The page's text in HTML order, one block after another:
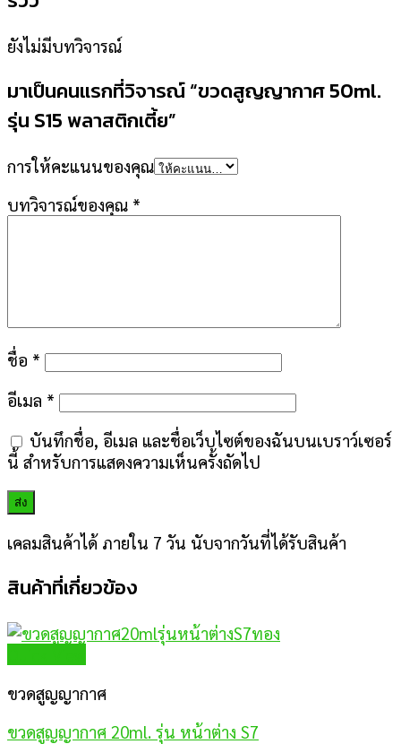
ยังไม่มีบทวิจารณ์
มาเป็นคนแรกที่วิจารณ์ “ขวดสูญญากาศ 50ml.
รุ่น S15 พลาสติกเตี้ย”
การให้คะแนนของคุณ
บทวิจารณ์ของคุณ *
ชื่อ *
อีเมล *
บันทึกชื่อ, อีเมล และชื่อเว็บไซต์ของฉันบนเบราว์เซอร์
นี้ สำหรับการแสดงความเห็นครั้งถัดไป
เคลมสินค้าได้ ภายใน 7 วัน นับจากวันที่ได้รับสินค้า
สินค้าที่เกี่ยวข้อง
ขวดสูญญากาศ
ขวดสูญญากาศ 20ml. รุ่น หน้าต่าง S7